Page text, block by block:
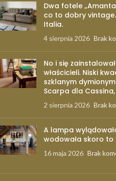
Dwa fotele
co to dobry vintage.
Italia.
4 sierpnia 2026 Brak
No i się
właścicieli. Niski
szklanym
Scarpa dla
2 sierpnia 2026 Brak
A lampa
wodowała skoro to
16 maja 2026 Brak